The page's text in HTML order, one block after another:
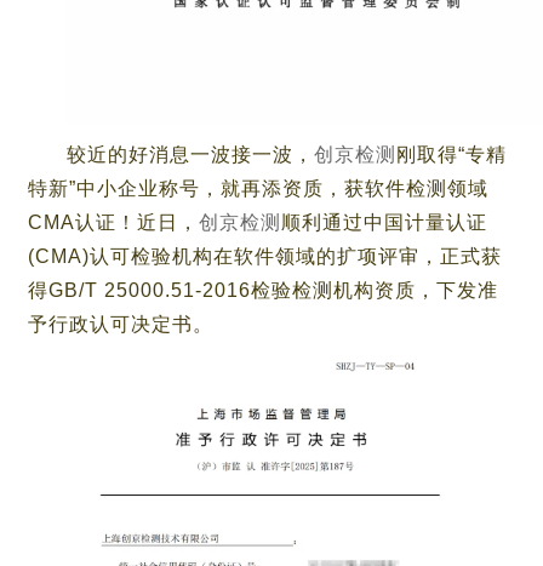
较近的好消息一波接一波，创京检测 刚取得“专精
特新”中小企业称号，就再添资质，获软件检测领域
CMA认证！近日，创京检测 顺利通过中国计量认证
(CMA)认可检验机构在软件领域的扩项评审，正式获
得GB/T 25000.51-2016检验检测机构资质，下发准
予行政认可决定书。